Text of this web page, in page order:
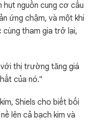
nguồn cung cơ cấu
ứng chậm, và một khi
tham gia trở lại,
thị trường tăng giá
của nó."
Shiels cho biết bối
lên cả bạch kim và